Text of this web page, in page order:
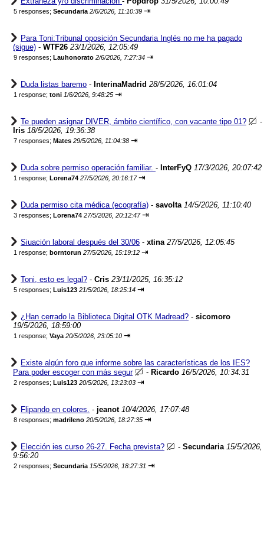
5 responses; Secundaria 2/6/2026, 11:10:39 ⇥
Para Toni:Tribunal oposición Secundaria Inglés no me ha pagado
(sigue) - WTF26 23/1/2026, 12:05:49
9 responses; Lauhonorato 2/6/2026, 7:27:34 ⇥
Duda listas baremo - InterinaMadrid 28/5/2026, 16:01:04
1 response; toni 1/6/2026, 9:48:25 ⇥
Te pueden asignar DIVER, ámbito científico, con vacante tipo 01?
-
Iris 18/5/2026, 19:36:38
7 responses; Mates 29/5/2026, 11:04:38 ⇥
Duda sobre permiso operación familiar. - InterFyQ 17/3/2026, 20:07:42
1 response; Lorena74 27/5/2026, 20:16:17 ⇥
Duda permiso cita médica (ecografía) - savolta 14/5/2026, 11:10:40
3 responses; Lorena74 27/5/2026, 20:12:47 ⇥
Siuación laboral después del 30/06 - xtina 27/5/2026, 12:05:45
1 response; borntorun 27/5/2026, 15:19:12 ⇥
Toni, esto es legal? - Cris 23/11/2025, 16:35:12
5 responses; Luis123 21/5/2026, 18:25:14 ⇥
¿Han cerrado la Biblioteca Digital OTK Madread? - sicomoro
19/5/2026, 18:59:00
1 response; Vaya 20/5/2026, 23:05:10 ⇥
Existe algún foro que informe sobre las características de los IES?
Para poder escoger con más segur
- Ricardo 16/5/2026, 10:34:31
2 responses; Luis123 20/5/2026, 13:23:03 ⇥
Flipando en colores. - jeanot 10/4/2026, 17:07:48
8 responses; madrileno 20/5/2026, 18:27:35 ⇥
Elección ies curso 26-27. Fecha prevista? - Secundaria 15/5/2026,
9:56:20
2 responses; Secundaria 15/5/2026, 18:27:31 ⇥